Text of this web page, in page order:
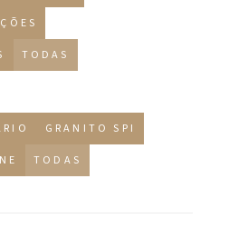
TODAS
GRANITO SPI
TODAS